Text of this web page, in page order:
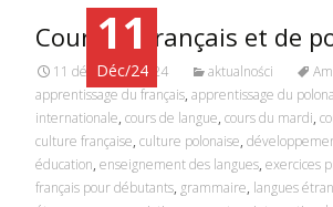
11
Déc/24
Cours de français et de
11 décembre 2024 aktualności
apprentissage du français, apprentissage du
internationale, cours de langue, cours du mardi,
culture française, culture polonaise,
éducation, enseignement des langues, exercices
français pour débutants, grammaire, langues